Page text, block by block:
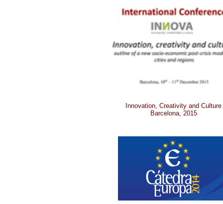
Innovation, Creativity and Culture
Barcelona, 2015